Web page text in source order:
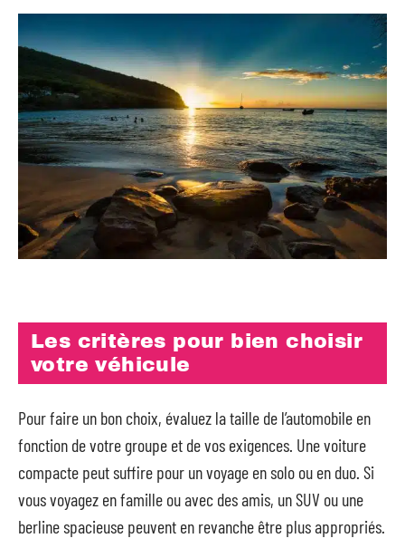
Les critères pour bien choisir
votre véhicule
Pour faire un bon choix, évaluez la taille de l’automobile en
fonction de votre groupe et de vos exigences. Une voiture
compacte peut suffire pour un voyage en solo ou en duo. Si
vous voyagez en famille ou avec des amis, un SUV ou une
berline spacieuse peuvent en revanche être plus appropriés.